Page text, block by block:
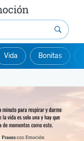
Vida Bonitas